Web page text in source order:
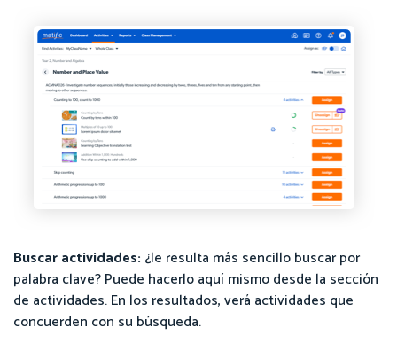
Buscar actividades: ¿le resulta más sencillo buscar por
palabra clave? Puede hacerlo aquí mismo desde la sección
de actividades. En los resultados, verá actividades que
concuerden con su búsqueda.